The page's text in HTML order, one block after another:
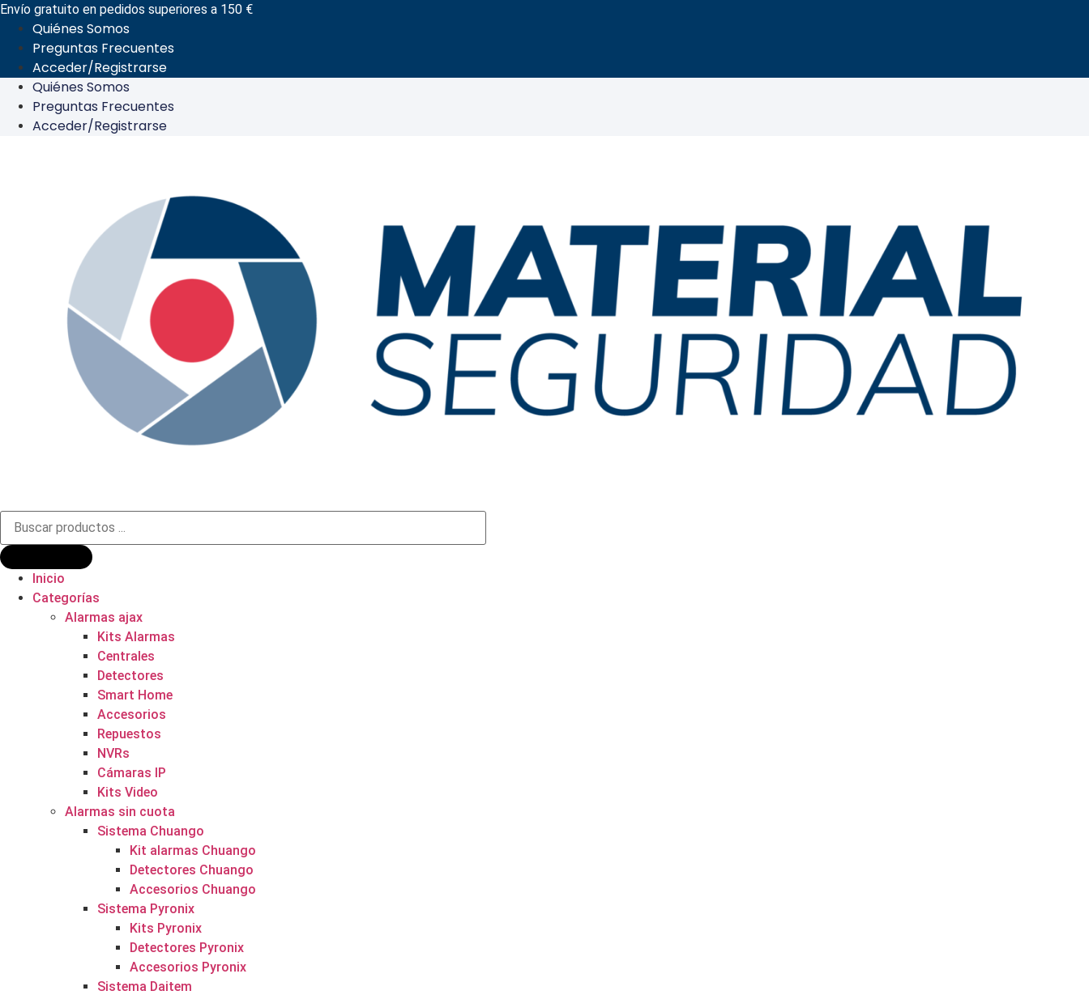
Ir
contenido
Envío gratuito en pedidos superiores a 150 €
Quiénes Somos
Preguntas Frecuentes
Acceder/Registrarse
Quiénes Somos
Preguntas Frecuentes
Acceder/Registrarse
Búsqueda
productos
Inicio
Categorías
Alarmas ajax
Kits Alarmas
Centrales
Detectores
Smart Home
Accesorios
Repuestos
NVRs
Cámaras IP
Kits Video
Alarmas sin cuota
Sistema Chuango
Kit alarmas Chuango
Detectores Chuango
Accesorios Chuango
Sistema Pyronix
Kits Pyronix
Detectores Pyronix
Accesorios Pyronix
Sistema Daitem